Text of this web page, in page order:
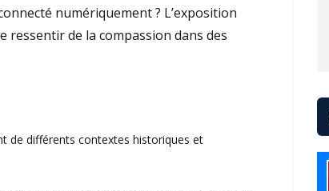
numériquement ? L’exposition
ressentir de la compassion dans des
de différents contextes historiques et